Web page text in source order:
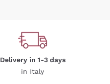
Delivery in 1-3 days
in Italy